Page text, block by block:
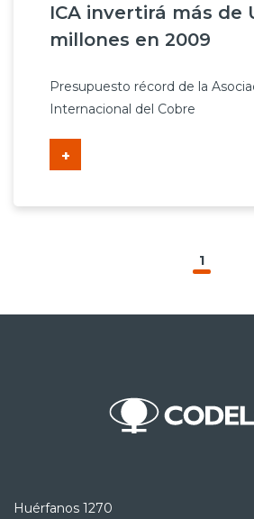
ICA invertirá más de
millones en 2009
Presupuesto récord de la
Internacional del Cobre
+
1
Huérfanos 1270